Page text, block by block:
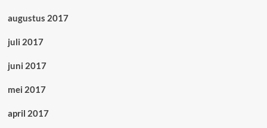
augustus 2017
juli 2017
juni 2017
mei 2017
april 2017